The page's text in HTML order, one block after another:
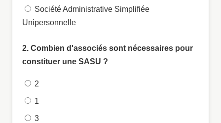
Société Administrative Simplifiée
Unipersonnelle
2. Combien d'associés sont nécessaires pour
constituer une SASU ?
2
1
3